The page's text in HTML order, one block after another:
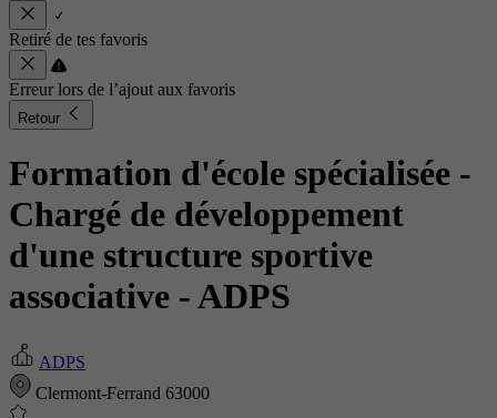
Retiré de tes favoris
Erreur lors de l’ajout aux favoris
Retour
Formation d'école spécialisée -
Chargé de développement
d'une structure sportive
associative - ADPS
ADPS
Clermont-Ferrand 63000